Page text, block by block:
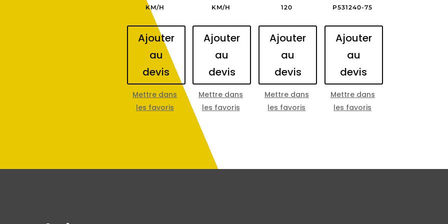
KM/H
Ajouter
au
devis
Mettre dans
les favoris
KM/H
Ajouter
au
devis
Mettre dans
les favoris
120
Ajouter
au
devis
Mettre dans
les favoris
P531240-75
Ajouter
au
devis
Mettre dans
les favoris